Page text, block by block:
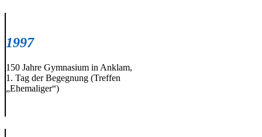
1997
150 Jahre Gymnasium in Anklam,
1. Tag der Begegnung (Treffen
„Ehemaliger“)